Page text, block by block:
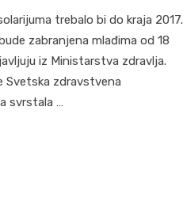
trebalo bi do kraja 2017.
zabranjena mlađima od 18
iz Ministarstva zdravlja.
Svetska zdravstvena
svrstala …